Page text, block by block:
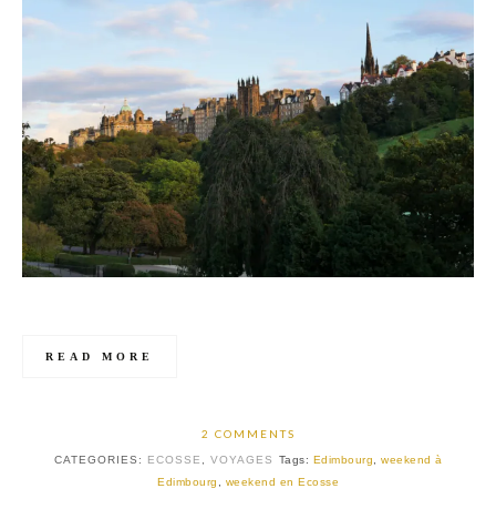
READ MORE
2 COMMENTS
CATEGORIES: ECOSSE VOYAGES Tags: Edimbourg
weekend à
Edimbourg
weekend en Ecosse